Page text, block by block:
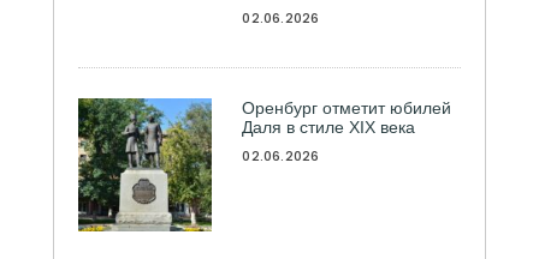
02.06.2026
Оренбург отметит юбилей
Даля в стиле XIX века
02.06.2026